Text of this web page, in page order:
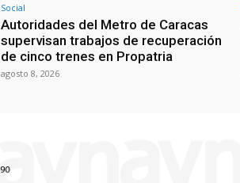
Social
Autoridades del Metro de Caracas
supervisan trabajos de recuperación
de cinco trenes en Propatria
agosto 8, 2026